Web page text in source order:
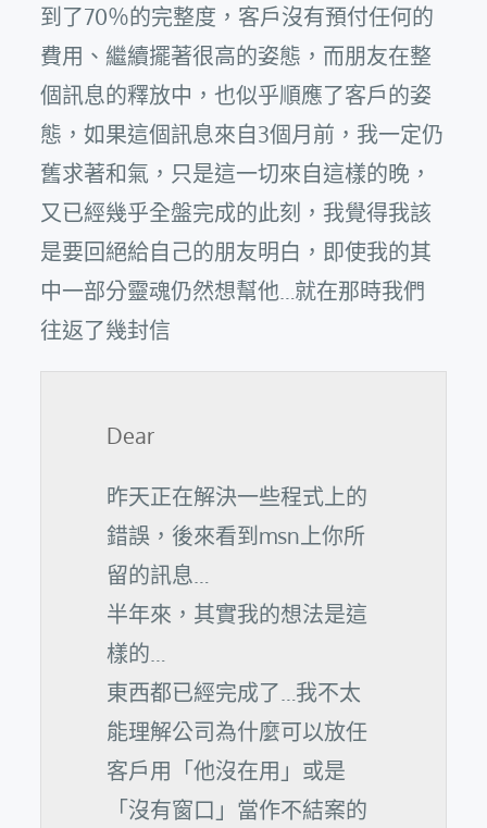
到了70％的完整度，客戶沒有預付任何的
費用、繼續擺著很高的姿態，而朋友在整
個訊息的釋放中，也似乎順應了客戶的姿
態，如果這個訊息來自3個月前，我一定仍
舊求著和氣，只是這一切來自這樣的晚，
又已經幾乎全盤完成的此刻，我覺得我該
是要回絕給自己的朋友明白，即使我的其
中一部分靈魂仍然想幫他…就在那時我們
往返了幾封信
Dear
昨天正在解決一些程式上的
錯誤，後來看到msn上你所
留的訊息…
半年來，其實我的想法是這
樣的…
東西都已經完成了…我不太
能理解公司為什麼可以放任
客戶用「他沒在用」或是
「沒有窗口」當作不結案的